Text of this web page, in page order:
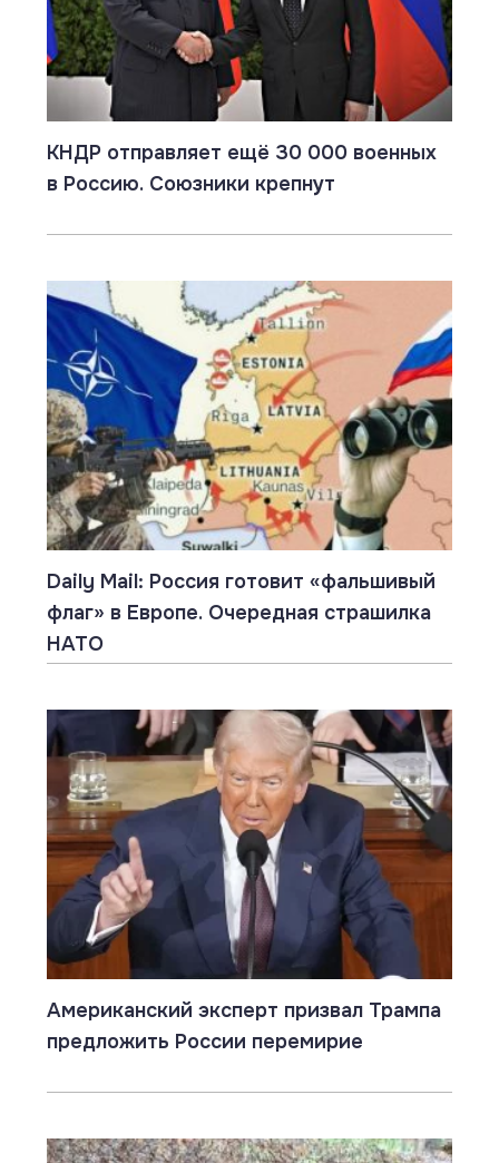
КНДР отправляет ещё 30 000 военных
в Россию. Союзники крепнут
Daily Mail: Россия готовит «фальшивый
флаг» в Европе. Очередная страшилка
НАТО
Американский эксперт призвал Трампа
предложить России перемирие